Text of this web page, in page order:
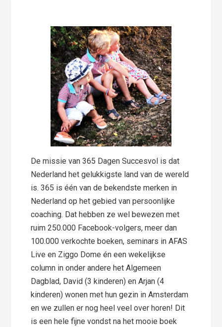
De missie van 365 Dagen Succesvol is dat
Nederland het gelukkigste land van de wereld
is. 365 is één van de bekendste merken in
Nederland op het gebied van persoonlijke
coaching. Dat hebben ze wel bewezen met
ruim 250.000 Facebook-volgers, meer dan
100.000 verkochte boeken, seminars in AFAS
Live en Ziggo Dome én een wekelijkse
column in onder andere het Algemeen
Dagblad, David (3 kinderen) en Arjan (4
kinderen) wonen met hun gezin in Amsterdam
en we zullen er nog heel veel over horen! Dit
is een hele fijne vondst na het mooie boek